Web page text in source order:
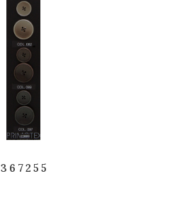
367255